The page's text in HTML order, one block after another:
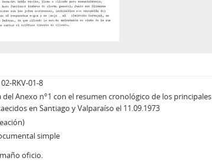
RKV-01-8
del Anexo n°1 con el resumen cronológico de los principales
en Santiago y Valparaíso el 11.09.1973
simple
oficio.